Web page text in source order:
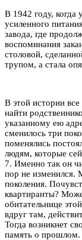
В 1942 году, когда
усиленного
завода, где
воспоминания
столовой,
трупом, а стала
В этой истории все
найти
указанному ею
сменилось три
поменялись
людям, которые
7. Именно так он
пор не изменился.
поколения.
квартиранты?
обитательнице
вдруг там,
Тогда возникнет
память о прошлом.